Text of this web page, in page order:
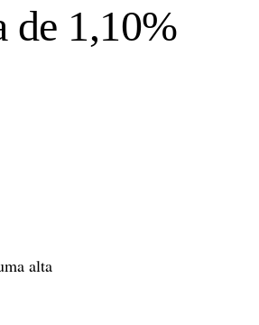
de 1,10%
alta